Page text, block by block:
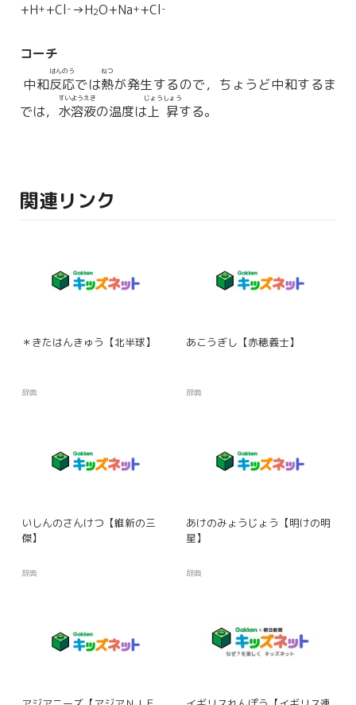
+H++Cl-→H2O+Na++Cl-
コーチ
中和反応
はんのう
では熱
ねつ
が発生するので，ちょうど中和するま
では， 水溶液
すいようえき
の温度は上昇
じょうしょう
する。
関連リンク
＊きたはんきゅう【北半球】
辞典
あこうぎし【赤穂義士】
辞典
いしんのさんけつ【維新の三
傑】
辞典
あけのみょうじょう【明けの明
星】
辞典